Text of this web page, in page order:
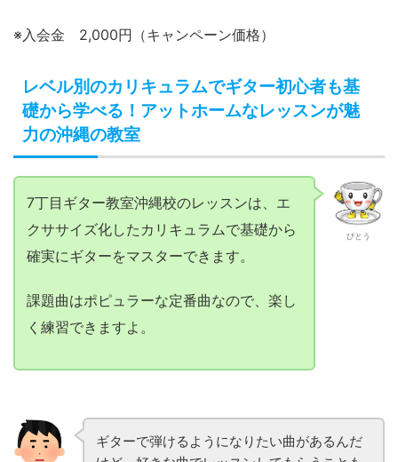
※入会金 2,000円（キャンペーン価格）
レベル別のカリキュラムでギター初心者も基
礎から学べる！アットホームなレッスンが魅
力の沖縄の教室
びとう
7丁目ギター教室沖縄校のレッスンは、エ
クササイズ化したカリキュラムで基礎から
確実にギターをマスターできます。
課題曲はポピュラーな定番曲なので、楽し
く練習できますよ。
ギターで弾けるようになりたい曲があるんだ